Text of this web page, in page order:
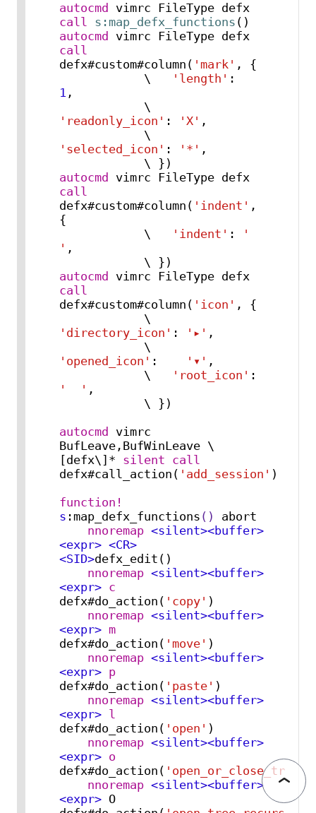
autocmd
vimrc FileType defx
call s:map_defx_functions
autocmd
vimrc FileType defx
call
defx#custom#column( 'mark' , {
            \
'length'
1 ,
'readonly_icon' : 'X' ,
'selected_icon' : '*' ,
autocmd
vimrc FileType defx
call
defx#custom#column( 'indent' ,
{
            \
'indent' :
'
' ,
autocmd
vimrc FileType defx
call
defx#custom#column( 'icon' , {
'directory_icon' : '▸' ,
'opened_icon' : '▾' ,
            \
'root_icon'
'  ' ,
autocmd vimrc
BufLeave,BufWinLeave \
[defx\]* silent call
defx#call_action( 'add_session' )
function!
s :map_defx_functions ()
abort
nnoremap <silent><buffer>
<expr> <CR>
<SID>defx_edit()
nnoremap <silent><buffer>
<expr> c
defx#do_action( 'copy' )
nnoremap <silent><buffer>
<expr> m
defx#do_action( 'move' )
nnoremap <silent><buffer>
<expr> p
defx#do_action( 'paste' )
nnoremap <silent><buffer>
<expr> l
defx#do_action( 'open' )
nnoremap <silent><buffer>
<expr> o
defx#do_action( 'open_or_close_tree'
nnoremap <silent><buffer>
<expr> O